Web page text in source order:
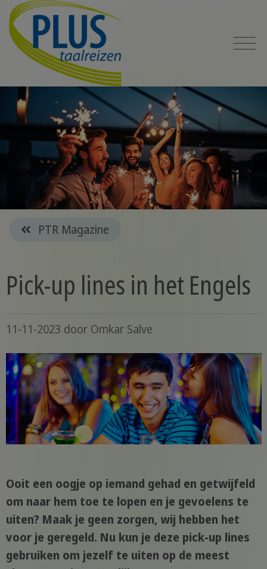
PTR Magazine
Pick-up lines in het Engels
11-11-2023 door Omkar Salve
Ooit een oogje op iemand gehad en getwijfeld
om naar hem toe te lopen en je gevoelens te
uiten? Maak je geen zorgen, wij hebben het
voor je geregeld. Nu kun je deze pick-up lines
gebruiken om jezelf te uiten op de meest